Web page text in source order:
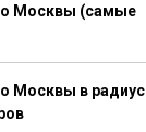
Москвы (самые
Москвы в